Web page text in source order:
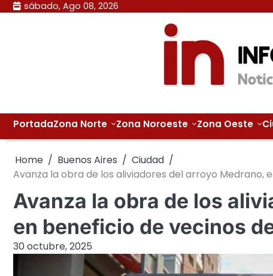
Skip sábado, Ago 08, 2026
PortadaZona Norte Zona Noroeste Zona Oeste
Home Buenos Aires
Ciudad
Avanza la obra de los aliviadores del arroyo Medrano,
Avanza la obra de los
en beneficio de vecinos
30 octubre, 2025